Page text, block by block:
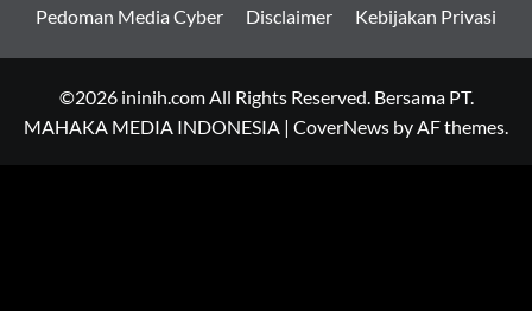
Pedoman Media Cyber
Disclaimer Kebijakan Privasi
©2026 ininih.com All Rights Reserved. Bersama PT.
MAHAKA MEDIA INDONESIA | CoverNews by AF themes.